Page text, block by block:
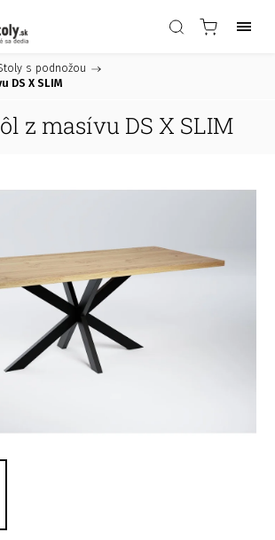
s podnožou /
DS X SLIM
z masívu DS X SLIM